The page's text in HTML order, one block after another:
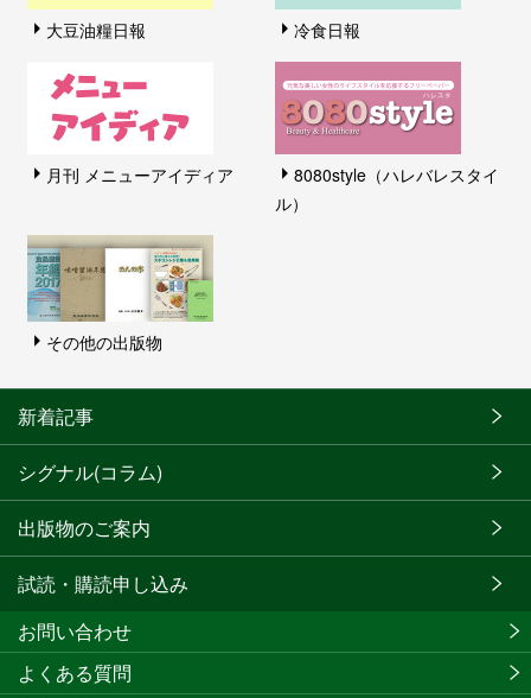
大豆油糧日報 冷食日報
月刊 メニューアイディア
8080style（ハレバレスタイ
ル）
その他の出版物
新着記事
シグナル(コラム)
出版物のご案内
試読・購読申し込み
お問い合わせ
よくある質問